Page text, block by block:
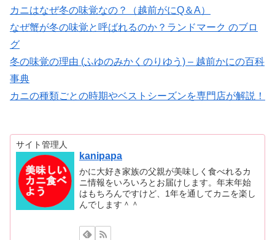
カニはなぜ冬の味覚なの？（越前がにQ＆A）
なぜ蟹が冬の味覚と呼ばれるのか？ランドマーク のブロ
グ
冬の味覚の理由 (ふゆのみかくのりゆう) – 越前かにの百科
事典
カニの種類ごとの時期やベストシーズンを専門店が解説！
サイト管理人
kanipapa
かに大好き家族の父親が美味しく食べれるカ
ニ情報をいろいろとお届けします。年末年始
はもちろんですけど、1年を通してカニを楽し
んでします＾＾